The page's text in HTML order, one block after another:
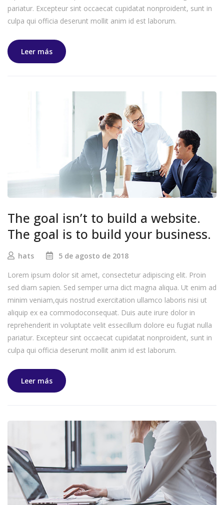
pariatur. Excepteur sint occaecat cupidatat nonproident, sunt in
culpa qui officia deserunt mollit anim id est laborum.
Leer más
The goal isn’t to build a website.
The goal is to build your business.
hats
5 de agosto de 2018
Lorem ipsum dolor sit amet, consectetur adipiscing elit. Proin
sed diam sapien. Sed semper urna dict magna aliqua. Ut enim ad
minim veniam,quis nostrud exercitation ullamco laboris nisi ut
aliquip ex ea commodoconsequat. Duis aute irure dolor in
reprehenderit in voluptate velit essecillum dolore eu fugiat nulla
pariatur. Excepteur sint occaecat cupidatat nonproident, sunt in
culpa qui officia deserunt mollit anim id est laborum.
Leer más